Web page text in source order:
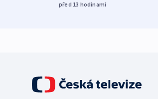
před 13 hodinami